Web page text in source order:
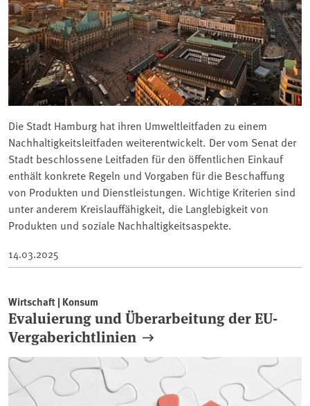
Die Stadt Hamburg hat ihren Umweltleitfaden zu einem
Nachhaltigkeitsleitfaden weiterentwickelt. Der vom Senat der
Stadt beschlossene Leitfaden für den öffentlichen Einkauf
enthält konkrete Regeln und Vorgaben für die Beschaffung
von Produkten und Dienstleistungen. Wichtige Kriterien sind
unter anderem Kreislauffähigkeit, die Langlebigkeit von
Produkten und soziale Nachhaltigkeitsaspekte.
14.03.2025
Wirtschaft | Konsum
Evaluierung und Überarbeitung der EU-
Vergaberichtlinien